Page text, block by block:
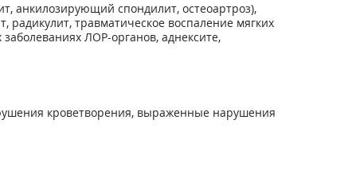
анкилозирующий спондилит, остеоартроз),
травматическое воспаление мягких
ЛОР-органов, аднексите,
кроветворения, выраженные нарушения